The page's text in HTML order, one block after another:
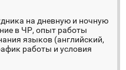
на дневную и ночную
в ЧР, опыт работы
языков (английский,
работы и условия